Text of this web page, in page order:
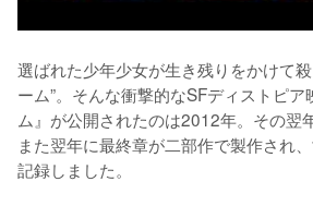
選ばれた少年少女が生き残りをかけて
ーム”。そんな衝撃的なSFディストピ
ム』が公開されたのは2012年。その翌
また翌年に最終章が二部作で製作され
記録しました。